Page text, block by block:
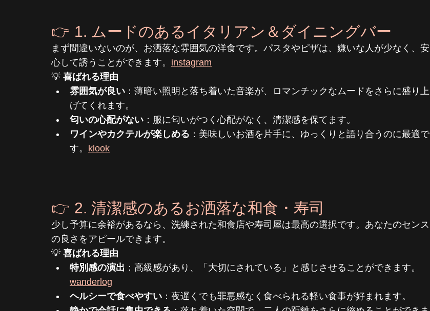
👉 1. ムードのあるイタリアン＆ダイニングバー
まず間違いないのが、お洒落な雰囲気の洋食です。パスタやピザは、嫌いな人が少なく、安
心して誘うことができます。 instagram
💡 喜ばれる理由
雰囲気が良い ：薄暗い照明と落ち着いた音楽が、ロマンチックなムードをさらに盛り上
げてくれます。
匂いの心配がない ：服に匂いがつく心配がなく、清潔感を保てます。
ワインやカクテルが楽しめる ：美味しいお酒を片手に、ゆっくりと語り合うのに最適で
す。 klook
👉 2. 清潔感のあるお洒落な和食・寿司
少し予算に余裕があるなら、洗練された和食店や寿司屋は最高の選択です。あなたのセンス
の良さをアピールできます。
💡 喜ばれる理由
特別感の演出 ：高級感があり、「大切にされている」と感じさせることができます。
wanderlog
ヘルシーで食べやすい ：夜遅くでも罪悪感なく食べられる軽い食事が好まれます。